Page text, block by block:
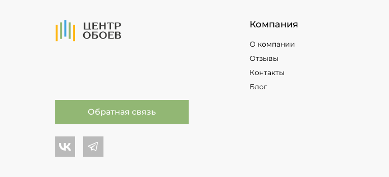
На Главную Компания
О компании
Отзывы
Контакты
Блог
Обратная связь
Центр обоев во Вконтакте
Центр обоев в Телеграме